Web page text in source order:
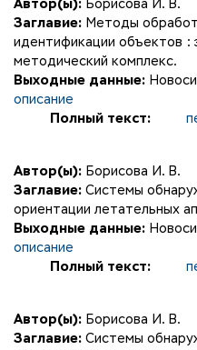
Автор(ы): Борисова И. В.
Заглавие: Методы
идентификации объектов :
методический комплекс.
Выходные данные:
описание
Полный текст:
Автор(ы): Борисова И. В.
Заглавие: Системы
ориентации летательных
Выходные данные:
описание
Полный текст:
Автор(ы): Борисова И. В.
Заглавие: Системы